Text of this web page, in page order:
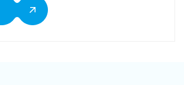
度提升，尤其是在7天和28天的龄
。 科学原理：加速水泥水化 要理